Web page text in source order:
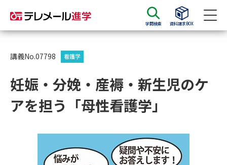
学問検索 資料請求BOX
資料請求
大学・短大の資料種類から請求
大学入学共通テスト利用選抜の
募集要項＆願書
講義No.07798 看護学
妊娠・分娩・産褥・新生児のケ
アを担う「母性看護学」